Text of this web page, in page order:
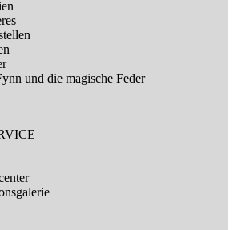
und die magische Feder